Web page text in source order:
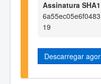
Assinatura SHA1
19
Descarregar